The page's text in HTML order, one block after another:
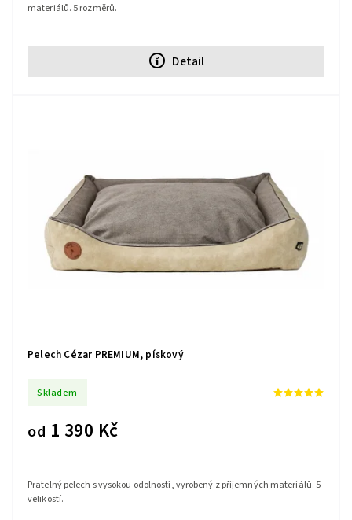
Detail
materiálů. 5 rozměrů.
Pelech Cézar PREMIUM, pískový
Skladem
od 1 390 Kč
Pratelný pelech s vysokou odolností, vyrobený z příjemných materiálů. 5
velikostí.